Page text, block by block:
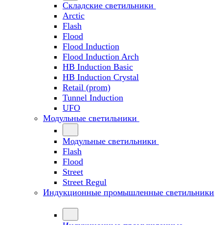
Складские светильники
Arctic
Flash
Flood
Flood Induction
Flood Induction Arch
HB Induction Basic
HB Induction Crystal
Retail (prom)
Tunnel Induction
UFO
Модульные светильники
Модульные светильники
Flash
Flood
Street
Street Regul
Индукционные промышленные светильники